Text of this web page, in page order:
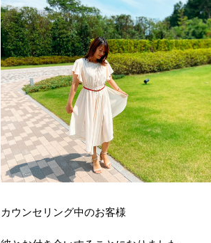
カウンセリング中のお客様